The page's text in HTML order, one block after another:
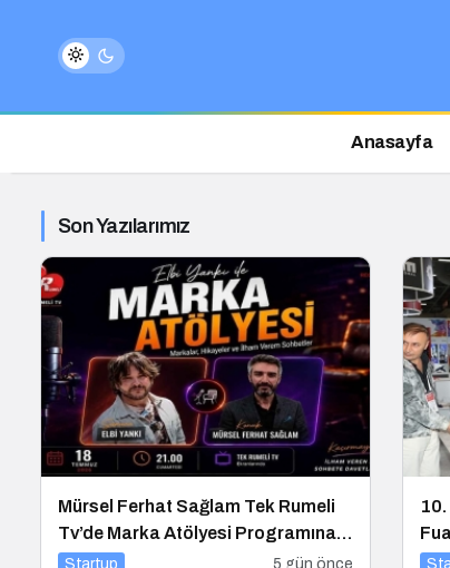
Anasayfa
Son Yazılarımız
Mürsel Ferhat Sağlam Tek Rumeli
Tv’de Marka Atölyesi Programına
Konuk Oldu
Startup 5 gün önce